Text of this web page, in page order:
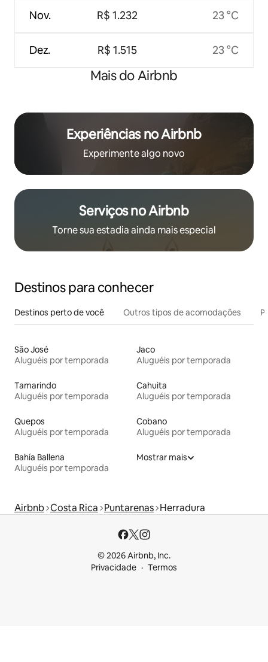
Nov.
Dez.
R$ 1.232
R$ 1.515
23 °C
23 °C
Mais do Airbnb
Experiências no Airbnb
Experimente algo novo
Serviços no Airbnb
Torne sua estadia ainda mais especial
Destinos para conhecer
Destinos perto de você Outros tipos de acomodações
São José
Aluguéis por temporada
Jaco
Aluguéis por temporada
Tamarindo
Aluguéis por temporada
Cahuita
Aluguéis por temporada
Quepos
Aluguéis por temporada
Cobano
Aluguéis por temporada
Bahía Ballena
Aluguéis por temporada
Mostrar mais
Airbnb Costa Rica Puntarenas Herradura
© 2026 Airbnb, Inc.
Privacidade
Termos